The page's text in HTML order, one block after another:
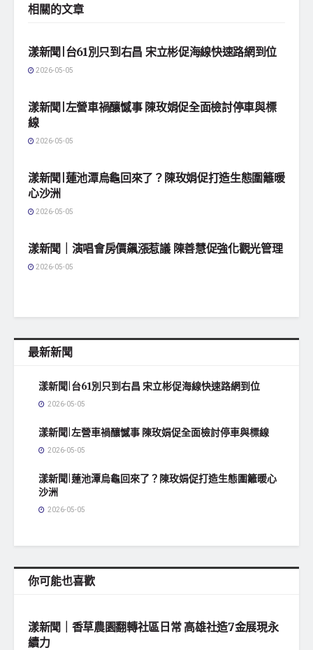
相關的文章
漾新聞|台61別只到右昌 宋立彬促海線快速路網到位
2026-05-05
漾新聞|左營車禍釀憾事 陳玫娟促全面檢討停車與標
線
2026-05-05
漾新聞|蓮池潭烏龜回來了？陳玫娟促打造生態圍籬暖
心沙洲
2026-05-05
漾新聞｜演唱會房價飆漲惹議 陳善慧促強化觀光管理
2026-05-05
最新新聞
漾新聞|台61別只到右昌 宋立彬促海線快速路網到位
2026-05-05
漾新聞|左營車禍釀憾事 陳玫娟促全面檢討停車與標線
2026-05-05
漾新聞|蓮池潭烏龜回來了？陳玫娟促打造生態圍籬暖心
沙洲
2026-05-05
你可能也喜歡
漾新聞｜香草農園翻轉社區日常 高雄社造7金展現永
續力